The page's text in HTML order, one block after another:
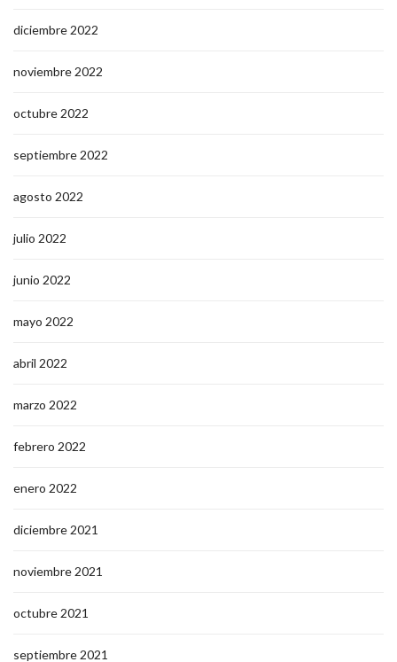
diciembre 2022
noviembre 2022
octubre 2022
septiembre 2022
agosto 2022
julio 2022
junio 2022
mayo 2022
abril 2022
marzo 2022
febrero 2022
enero 2022
diciembre 2021
noviembre 2021
octubre 2021
septiembre 2021